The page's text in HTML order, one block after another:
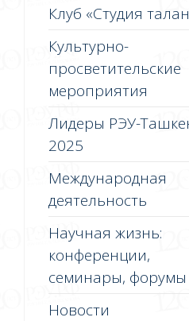
Клуб «Студия
Культурно-
просветительские
мероприятия
Лидеры РЭУ-
2025
Международная
деятельность
Научная жизнь:
конференции,
семинары, форумы
Новости